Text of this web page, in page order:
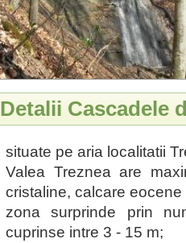
Detalii Cascadele
situate pe aria localitatii
Valea Treznea are
cristaline, calcare
zona surprinde prin
cuprinse intre 3 - 15 m;